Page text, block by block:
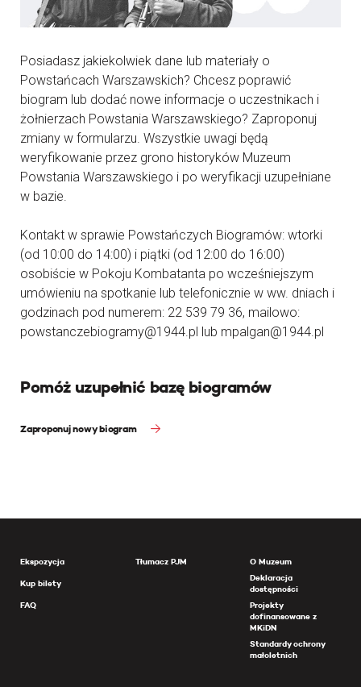
Posiadasz jakiekolwiek dane lub materiały o
Powstańcach Warszawskich? Chcesz poprawić
biogram lub dodać nowe informacje o uczestnikach i
żołnierzach Powstania Warszawskiego? Zaproponuj
zmiany w formularzu. Wszystkie uwagi będą
weryfikowanie przez grono historyków Muzeum
Powstania Warszawskiego i po weryfikacji uzupełniane
w bazie.
Kontakt w sprawie Powstańczych Biogramów: wtorki
(od 10:00 do 14:00) i piątki (od 12:00 do 16:00)
osobiście w Pokoju Kombatanta po wcześniejszym
umówieniu na spotkanie lub telefonicznie w ww. dniach i
godzinach pod numerem: 22 539 79 36, mailowo:
powstanczebiogramy@1944.pl lub mpalgan@1944.pl
Pomóż uzupełnić bazę biogramów
Zaproponuj nowy biogram
Ekspozycja
Kup bilety
FAQ
Tłumacz PJM
O Muzeum
Deklaracja
dostępności
Projekty
dofinansowane z
MKiDN
Standardy ochrony
małoletnich